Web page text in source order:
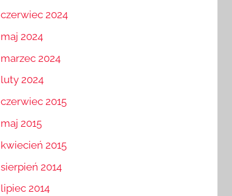
czerwiec 2024
maj 2024
marzec 2024
luty 2024
czerwiec 2015
maj 2015
kwiecień 2015
sierpień 2014
lipiec 2014